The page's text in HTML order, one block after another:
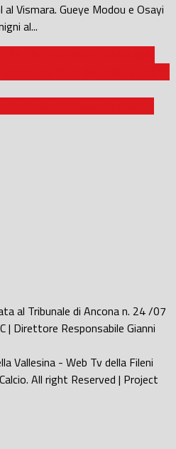
Vismara. Gueye Modou e Osayi
al...
al Tribunale di Ancona n. 24 /07
| Direttore Responsabile Gianni
Vallesina - Web Tv della Fileni
All right Reserved | Project